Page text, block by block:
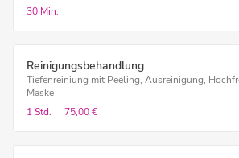
30 Min.
Reinigungsbehandlung
Tiefenreiniung mit Peeling, Ausreinigung,
Maske
1 Std.
75,00 €